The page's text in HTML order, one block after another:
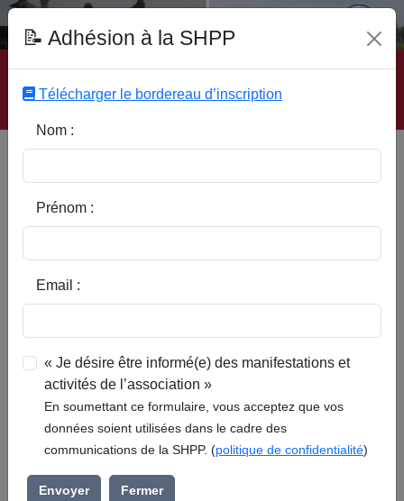
Accueil | Site SHPP | Auteurs | Editeurs | Rubriques |
Sous-Rubriques | Mots-Clefs | Contact
et Prévosté de Chisoing
(Cysoing)
📝 Adhésion à la SHPP
Télécharger le bordereau d’inscription
Nom :
Prénom :
Email :
« Je désire être informé(e) des manifestations et
activités de l’association »
En soumettant ce formulaire, vous acceptez que vos
données soient utilisées dans le cadre des
communications de la SHPP. (politique de confidentialité)
Envoyer Fermer